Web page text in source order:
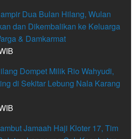
Dua Bulan Hilang, Wulan
dan Dikembalikan ke Keluarga
& Damkarmat
Dompet Milik Rio Wahyudi,
di Sekitar Lebung Nala Karang
Jamaah Haji Kloter 17, Tim